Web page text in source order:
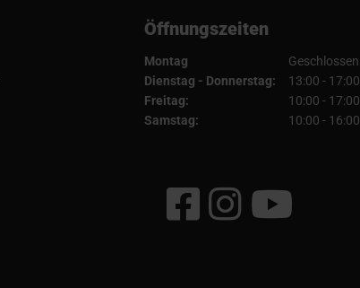
Öffnungszeiten
Montag
Geschlossen
Dienstag - Donnerstag:
13:00 - 17:00
Freitag:
10:00 - 17:00
Samstag:
10:00 - 16:00